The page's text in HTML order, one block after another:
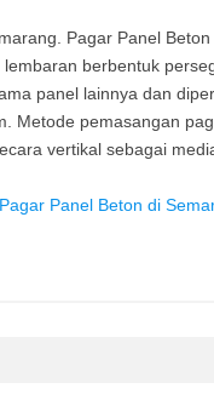
Pagar Panel
berbentuk
panel lainnya dan
Metode pemasangan
vertikal sebagai
Panel Beton di